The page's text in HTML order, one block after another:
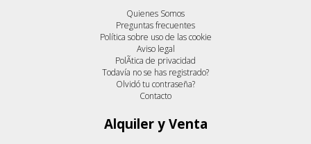
Quienes Somos
Preguntas frecuentes
Política sobre uso de las cookie
Aviso legal
PolÃ­tica de privacidad
Todavía no se has registrado?
Olvidó tu contraseña?
Contacto
Alquiler y Venta